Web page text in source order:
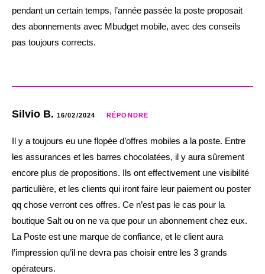
pendant un certain temps, l’année passée la poste proposait
des abonnements avec Mbudget mobile, avec des conseils
pas toujours corrects.
Silvio B. 16/02/2024 RÉPONDRE
Il y a toujours eu une flopée d’offres mobiles a la poste. Entre
les assurances et les barres chocolatées, il y aura sûrement
encore plus de propositions. Ils ont effectivement une visibilité
particulière, et les clients qui iront faire leur paiement ou poster
qq chose verront ces offres. Ce n’est pas le cas pour la
boutique Salt ou on ne va que pour un abonnement chez eux.
La Poste est une marque de confiance, et le client aura
l’impression qu’il ne devra pas choisir entre les 3 grands
opérateurs.